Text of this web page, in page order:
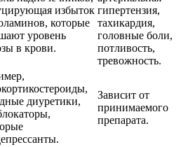
избыток
которые
уровень
в крови.
гипертензия,
тахикардия,
головные боли,
потливость,
тревожность.
диуретики,
Зависит от
принимаемого
препарата.